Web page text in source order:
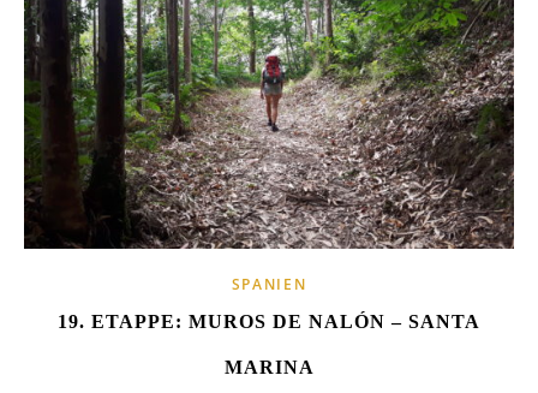
SPANIEN
19. ETAPPE: MUROS DE NALÓN – SANTA
MARINA